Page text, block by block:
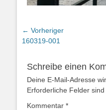
Beitragsnavigation
← Vorheriger
Vorheriger
160319-001
Schreibe einen
Deine E-Mail-Adresse
Erforderliche Felder sind
Kommentar *